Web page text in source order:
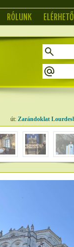
RÓLUNK
út: Zarándoklat